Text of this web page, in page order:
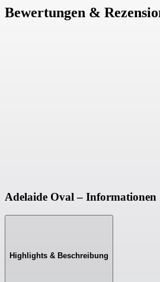
Bewertungen &
Adelaide Oval – Informationen
Highlights & Beschreibung